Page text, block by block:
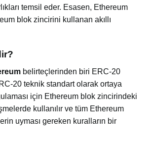
temsil eder. Esasen, Ethereum
blok zincirini kullanan akıllı
belirteçlerinden biri ERC-20
20 teknik standart olarak ortaya
için Ethereum blok zincirindeki
kullanılır ve tüm Ethereum
uyması gereken kuralların bir